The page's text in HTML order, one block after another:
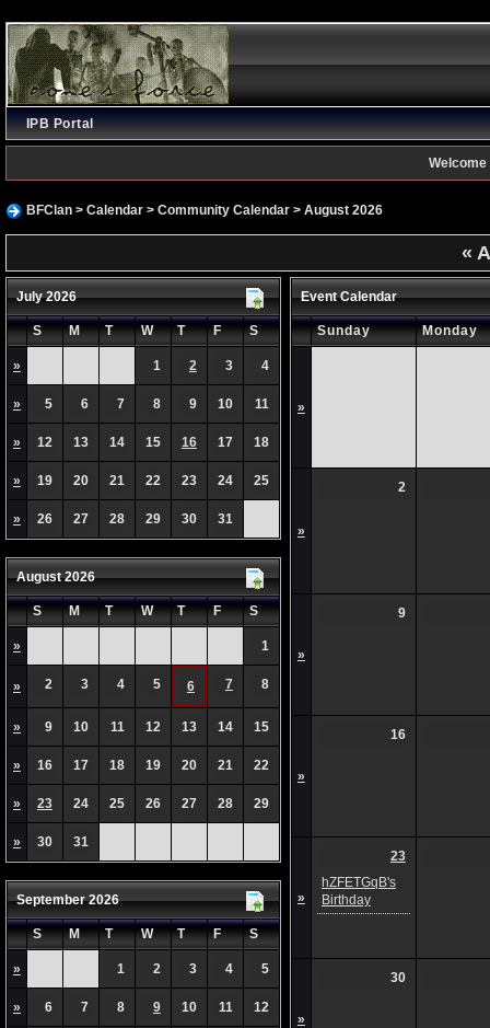
IPB Portal
Welcome
BFClan> Calendar> Community Calendar> August 2026
«
July 2026
S M T W T F S
» 1 2 3 4
» 5 6 7 8 9 10 11
» 12 13 14 15 16 17 18
» 19 20 21 22 23 24 25
» 26 27 28 29 30 31
August 2026
S M T W T F S
» 1
» 2 3 4 5 6 7 8
» 9 10 11 12 13 14 15
» 16 17 18 19 20 21 22
» 23 24 25 26 27 28 29
» 30 31
September 2026
S M T W T F S
» 1 2 3 4 5
» 6 7 8 9 10 11 12
Event Calendar
Sunday Monday
»
»
2
»
9
»
16
»
23
hZFETGqB's
Birthday
»
30